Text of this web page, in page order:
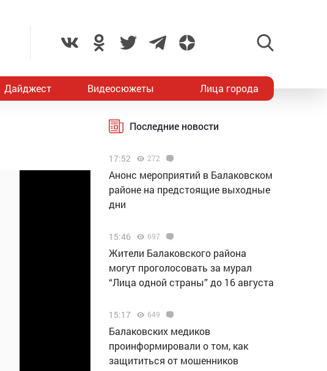
Дайджест Видеосюжеты Лица города
Последние новости
17:52 272
Анонс мероприятий в Балаковском
районе на предстоящие выходные
дни
15:46 697
Жители Балаковского района
могут проголосовать за мурал
“Лица одной страны” до 16 августа
15:17 649
Балаковских медиков
проинформировали о том, как
защититься от мошенников